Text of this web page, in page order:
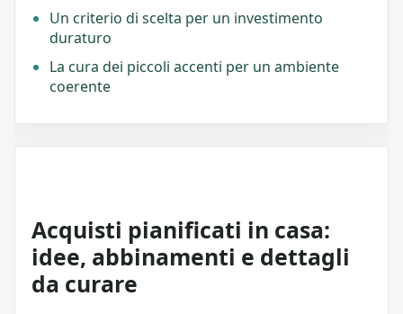
Un criterio di scelta per un investimento
duraturo
La cura dei piccoli accenti per un ambiente
coerente
Acquisti pianificati in casa:
idee, abbinamenti e dettagli
da curare